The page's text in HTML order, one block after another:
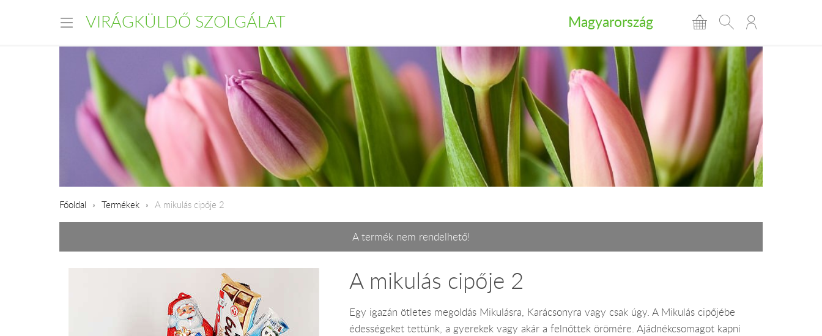
VIRÁGKÜLDŐ SZOLGÁLAT Magyarország
Főoldal Termékek A mikulás cipője 2
A termék nem rendelhető!
A mikulás cipője 2
Egy igazán ötletes megoldás Mikulásra, Karácsonyra vagy csak úgy. A Mikulás cipőjébe
édességeket tettünk, a gyerekek vagy akár a felnőttek örömére. Ajádnékcsomagot kapni